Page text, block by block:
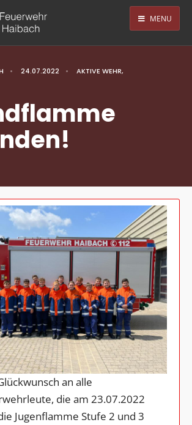
MENU
• 24.07.2022 • AKTIVE WEHR,
an alle
die am 23.07.2022
Jugenflamme Stufe 2 und 3